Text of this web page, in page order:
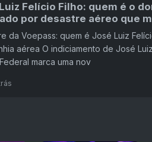
Felício Filho: quem é o
por desastre aéreo que
da Voepass: quem é José Luiz
aérea O indiciamento de José
marca uma nov